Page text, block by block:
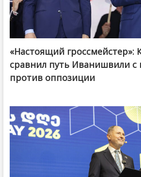
@ქართული ოცნება / Georgian Dream
«Настоящий гроссмейстер»:
сравнил путь Иванишвили с
против оппозиции